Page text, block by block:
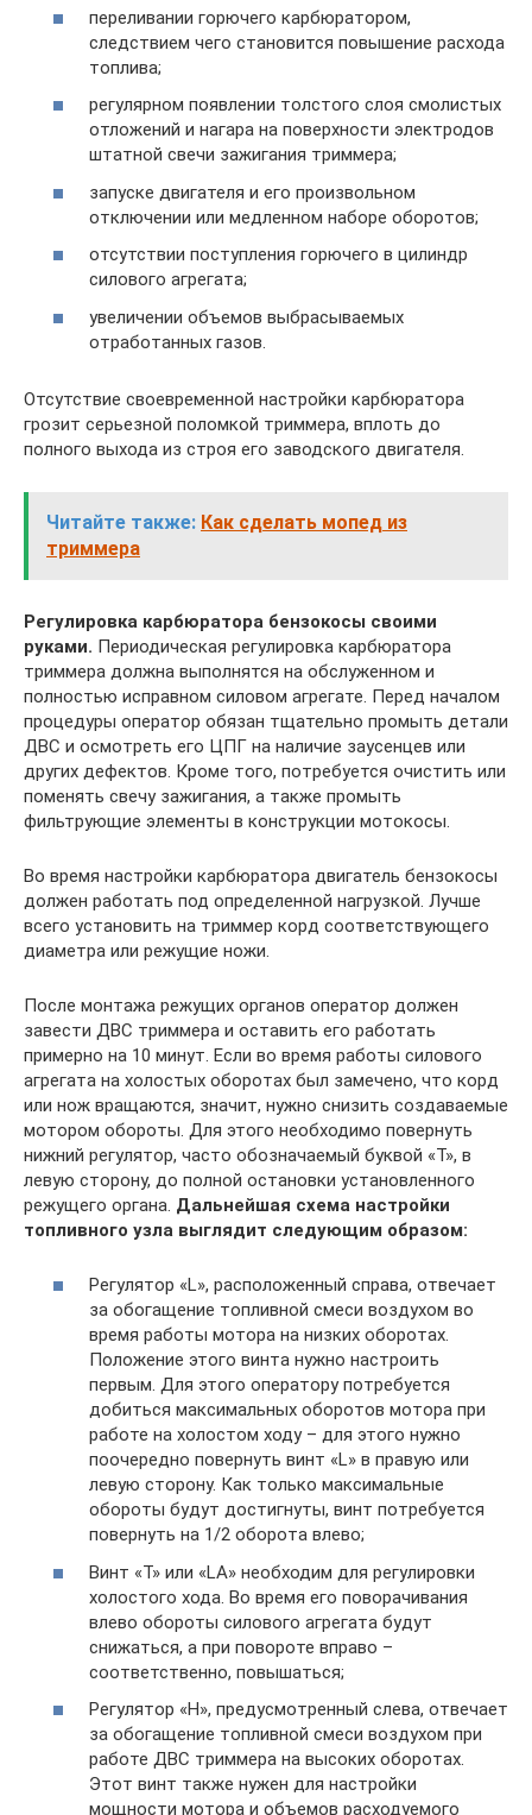
переливании горючего карбюратором,
следствием чего становится повышение расхода
топлива;
регулярном появлении толстого слоя смолистых
отложений и нагара на поверхности электродов
штатной свечи зажигания триммера;
запуске двигателя и его произвольном
отключении или медленном наборе оборотов;
отсутствии поступления горючего в цилиндр
силового агрегата;
увеличении объемов выбрасываемых
отработанных газов.
Отсутствие своевременной настройки карбюратора
грозит серьезной поломкой триммера, вплоть до
полного выхода из строя его заводского двигателя.
Читайте также: Как сделать мопед из
триммера
Регулировка карбюратора бензокосы своими
руками. Периодическая регулировка карбюратора
триммера должна выполнятся на обслуженном и
полностью исправном силовом агрегате. Перед началом
процедуры оператор обязан тщательно промыть детали
ДВС и осмотреть его ЦПГ на наличие заусенцев или
других дефектов. Кроме того, потребуется очистить или
поменять свечу зажигания, а также промыть
фильтрующие элементы в конструкции мотокосы.
Во время настройки карбюратора двигатель бензокосы
должен работать под определенной нагрузкой. Лучше
всего установить на триммер корд соответствующего
диаметра или режущие ножи.
После монтажа режущих органов оператор должен
завести ДВС триммера и оставить его работать
примерно на 10 минут. Если во время работы силового
агрегата на холостых оборотах был замечено, что корд
или нож вращаются, значит, нужно снизить создаваемые
мотором обороты. Для этого необходимо повернуть
нижний регулятор, часто обозначаемый буквой «T», в
левую сторону, до полной остановки установленного
режущего органа. Дальнейшая схема настройки
топливного узла выглядит следующим образом:
Регулятор «L», расположенный справа, отвечает
за обогащение топливной смеси воздухом во
время работы мотора на низких оборотах.
Положение этого винта нужно настроить
первым. Для этого оператору потребуется
добиться максимальных оборотов мотора при
работе на холостом ходу – для этого нужно
поочередно повернуть винт «L» в правую или
левую сторону. Как только максимальные
обороты будут достигнуты, винт потребуется
повернуть на 1/2 оборота влево;
Винт «T» или «LA» необходим для регулировки
холостого хода. Во время его поворачивания
влево обороты силового агрегата будут
снижаться, а при повороте вправо –
соответственно, повышаться;
Регулятор «H», предусмотренный слева, отвечает
за обогащение топливной смеси воздухом при
работе ДВС триммера на высоких оборотах.
Этот винт также нужен для настройки
мощности мотора и объемов расходуемого